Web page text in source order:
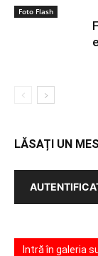
Foto Flash
LĂSAȚI UN
Intră în galeria